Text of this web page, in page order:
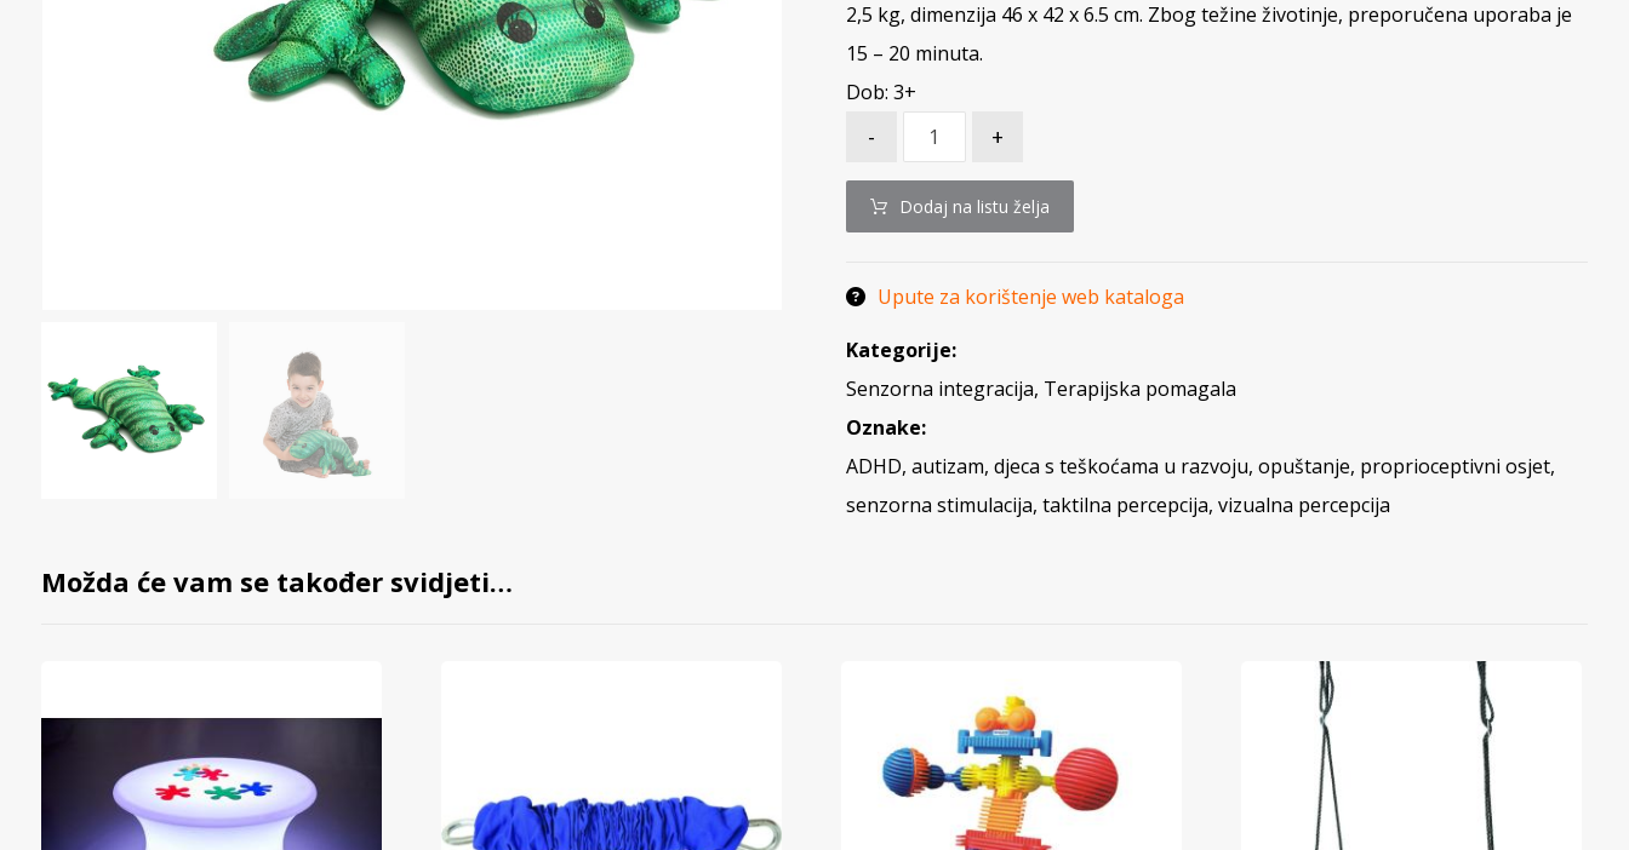
2,5 kg, dimenzija 46 x 42 x 6.5 cm. Zbog težine životinje, preporučena uporaba je
15 – 20 minuta.
Dob: 3+
- +
Dodaj na listu želja
Upute za korištenje web kataloga
Kategorije:
Senzorna integracija, Terapijska pomagala
Oznake:
ADHD, autizam, djeca s teškoćama u razvoju, opuštanje, proprioceptivni osjet,
senzorna stimulacija, taktilna percepcija, vizualna percepcija
Možda će vam se također svidjeti…